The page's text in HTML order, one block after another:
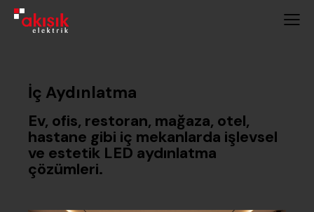
İç Aydınlatma
Ev, ofis, restoran, mağaza, otel,
hastane gibi iç mekanlarda işlevsel
ve estetik LED aydınlatma
çözümleri.